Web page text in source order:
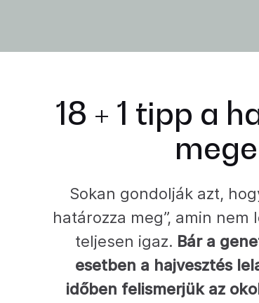
18 + 1 tipp a
Sokan gondolják azt,
határozza meg”, amin
teljesen igaz. Bár a
esetben a hajvesztés
időben felismerjük az